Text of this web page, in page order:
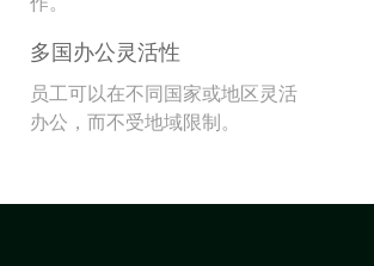
多国办公灵活性
员工可以在不同国家或地区灵活
办公，而不受地域限制。